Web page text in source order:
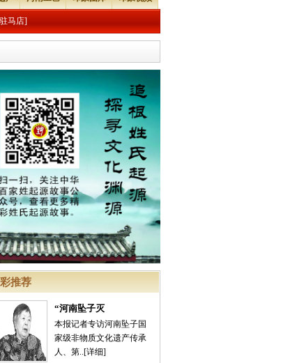
马店]
推荐
“河南坠子灭
本报记者专访河南坠子国
家级非物质文化遗产传承
人、第..[详细]